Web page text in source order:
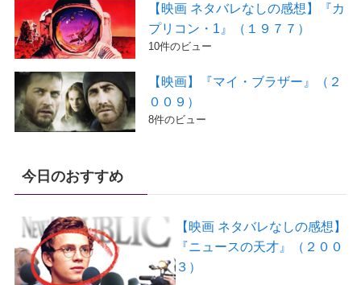
【映画 ネタバレなしの感想】『カ
プリコン・1』（１９７７）
10件のビュー
【映画】『マイ・ブラザー』（２
００９）
8件のビュー
今日のおすすめ
【映画 ネタバレなしの感想】
『ニュースの天才』（２００
３）